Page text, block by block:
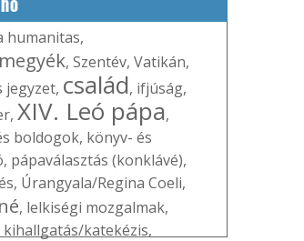
humanitas,
, Szentév, Vatikán,
jegyzet, család, ifjúság,
, XIV. Leó pápa,
boldogok, könyv- és
, pápaválasztás (konklávé),
, Úrangyala/Regina Coeli,
, lelkiségi mozgalmak,
katekézis,